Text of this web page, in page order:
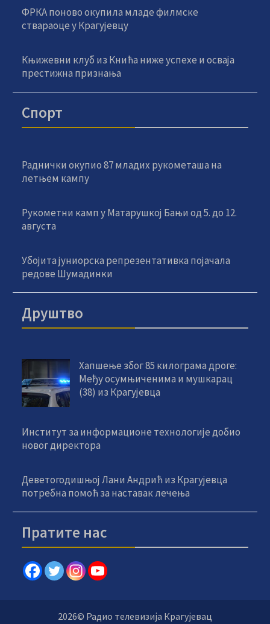
ФРКА поново окупила младе филмске
ствараоце у Крагујевцу
Књижевни клуб из Кнића ниже успехе и осваја
престижна признања
Спорт
Раднички окупио 87 младих рукометаша на
летњем кампу
Рукометни камп у Матарушкој Бањи од 5. до 12.
августа
Убојита јуниорска репрезентативка појачала
редове Шумадинки
Друштво
Хапшење због 85 килограма дроге:
Међу осумњиченима и мушкарац
(38) из Крагујевца
Институт за информационе технологије добио
новог директора
Деветогодишњој Лани Андрић из Крагујевца
потребна помоћ за наставак лечења
Пратите нас
2026© Радио телевизија Крагујевац